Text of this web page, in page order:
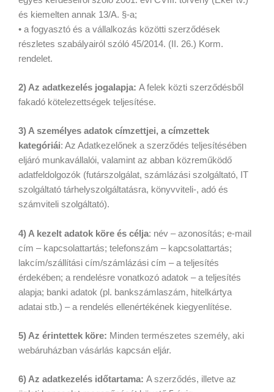
és kiemelten annak 13/A. §-a;
• a fogyasztó és a vállalkozás közötti szerződések
részletes szabályairól szóló 45/2014. (II. 26.) Korm.
rendelet.
2) Az adatkezelés jogalapja: A felek közti szerződésből
fakadó kötelezettségek teljesítése.
3) A személyes adatok címzettjei, a címzettek
kategóriái: Az Adatkezelőnek a szerződés teljesítésében
eljáró munkavállalói, valamint az abban közreműködő
adatfeldolgozók (futárszolgálat, számlázási szolgáltató, IT
szolgáltató tárhelyszolgáltatásra, könyvviteli-, adó és
számviteli szolgáltató).
4) A kezelt adatok köre és célja: név – azonosítás; e-mail
cím – kapcsolattartás; telefonszám – kapcsolattartás;
lakcím/szállítási cím/számlázási cím – a teljesítés
érdekében; a rendelésre vonatkozó adatok – a teljesítés
alapja; banki adatok (pl. bankszámlaszám, hitelkártya
adatai stb.) – a rendelés ellenértékének kiegyenlítése.
5) Az érintettek köre: Minden természetes személy, aki
webáruházban vásárlás kapcsán eljár.
6) Az adatkezelés időtartama: A szerződés, illetve az